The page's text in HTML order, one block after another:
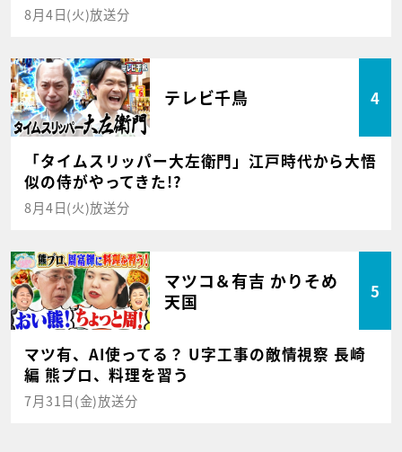
8月4日(火)放送分
テレビ千鳥 4
「タイムスリッパー大左衛門」江戸時代から大悟
似の侍がやってきた!?
8月4日(火)放送分
マツコ＆有吉 かりそめ
天国
5
マツ有、AI使ってる？ U字工事の敵情視察 長崎
編 熊プロ、料理を習う
7月31日(金)放送分